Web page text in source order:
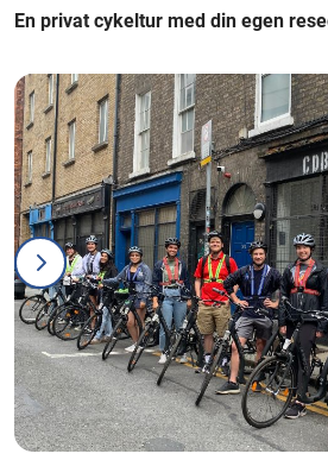
En privat cykeltur med din egen